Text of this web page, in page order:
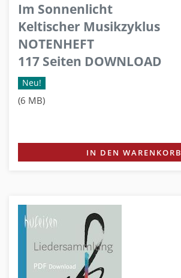
Im Sonnenlicht
Keltischer Musikzyklus
NOTENHEFT
117 Seiten DOWNLOAD
Neu!
(6 MB)
IN DEN WARENKORB